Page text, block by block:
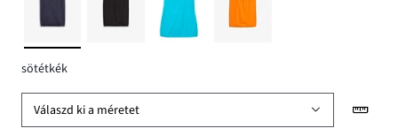
sötétkék
Válaszd ki a méretet